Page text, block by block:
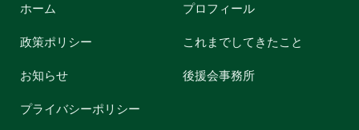
ホーム プロフィール
政策ポリシー これまでしてきたこと
お知らせ 後援会事務所
プライバシーポリシー